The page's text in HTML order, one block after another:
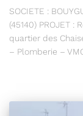
SOCIETE :
(45140) PROJET
quartier des
– Plomberie –